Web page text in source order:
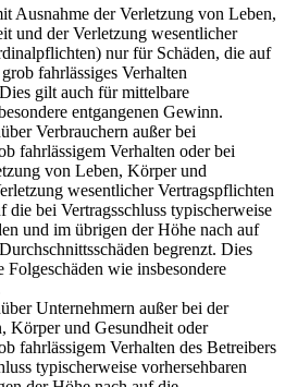
Ausnahme der Verletzung von Leben,
und der Verletzung wesentlicher
nur für Schäden, die auf
fahrlässiges Verhalten
gilt auch für mittelbare
entgangenen Gewinn.
Verbrauchern außer bei
fahrlässigem Verhalten oder bei
von Leben, Körper und
wesentlicher Vertragspflichten
bei Vertragsschluss typischerweise
und im übrigen der Höhe nach auf
begrenzt. Dies
wie insbesondere
Unternehmern außer bei der
Körper und Gesundheit oder
fahrlässigem Verhalten des Betreibers
typischerweise vorhersehbaren